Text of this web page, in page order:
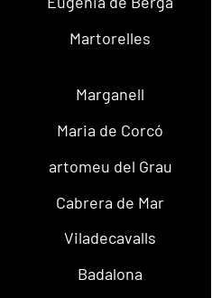
Martorelles
Marganell
Maria de Corcó
artomeu del Grau
Cabrera de Mar
Viladecavalls
Badalona